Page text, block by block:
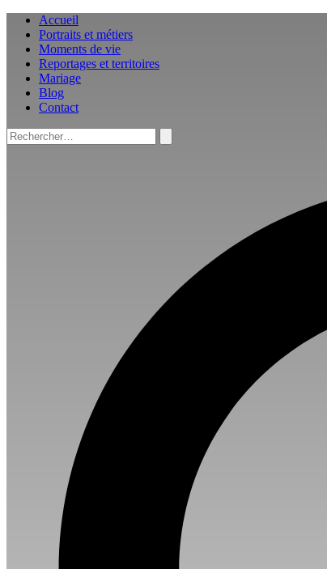
Aller
contenu
Accueil
Portraits et métiers
Moments de vie
Reportages et territoires
Mariage
Blog
Contact
Rechercher :